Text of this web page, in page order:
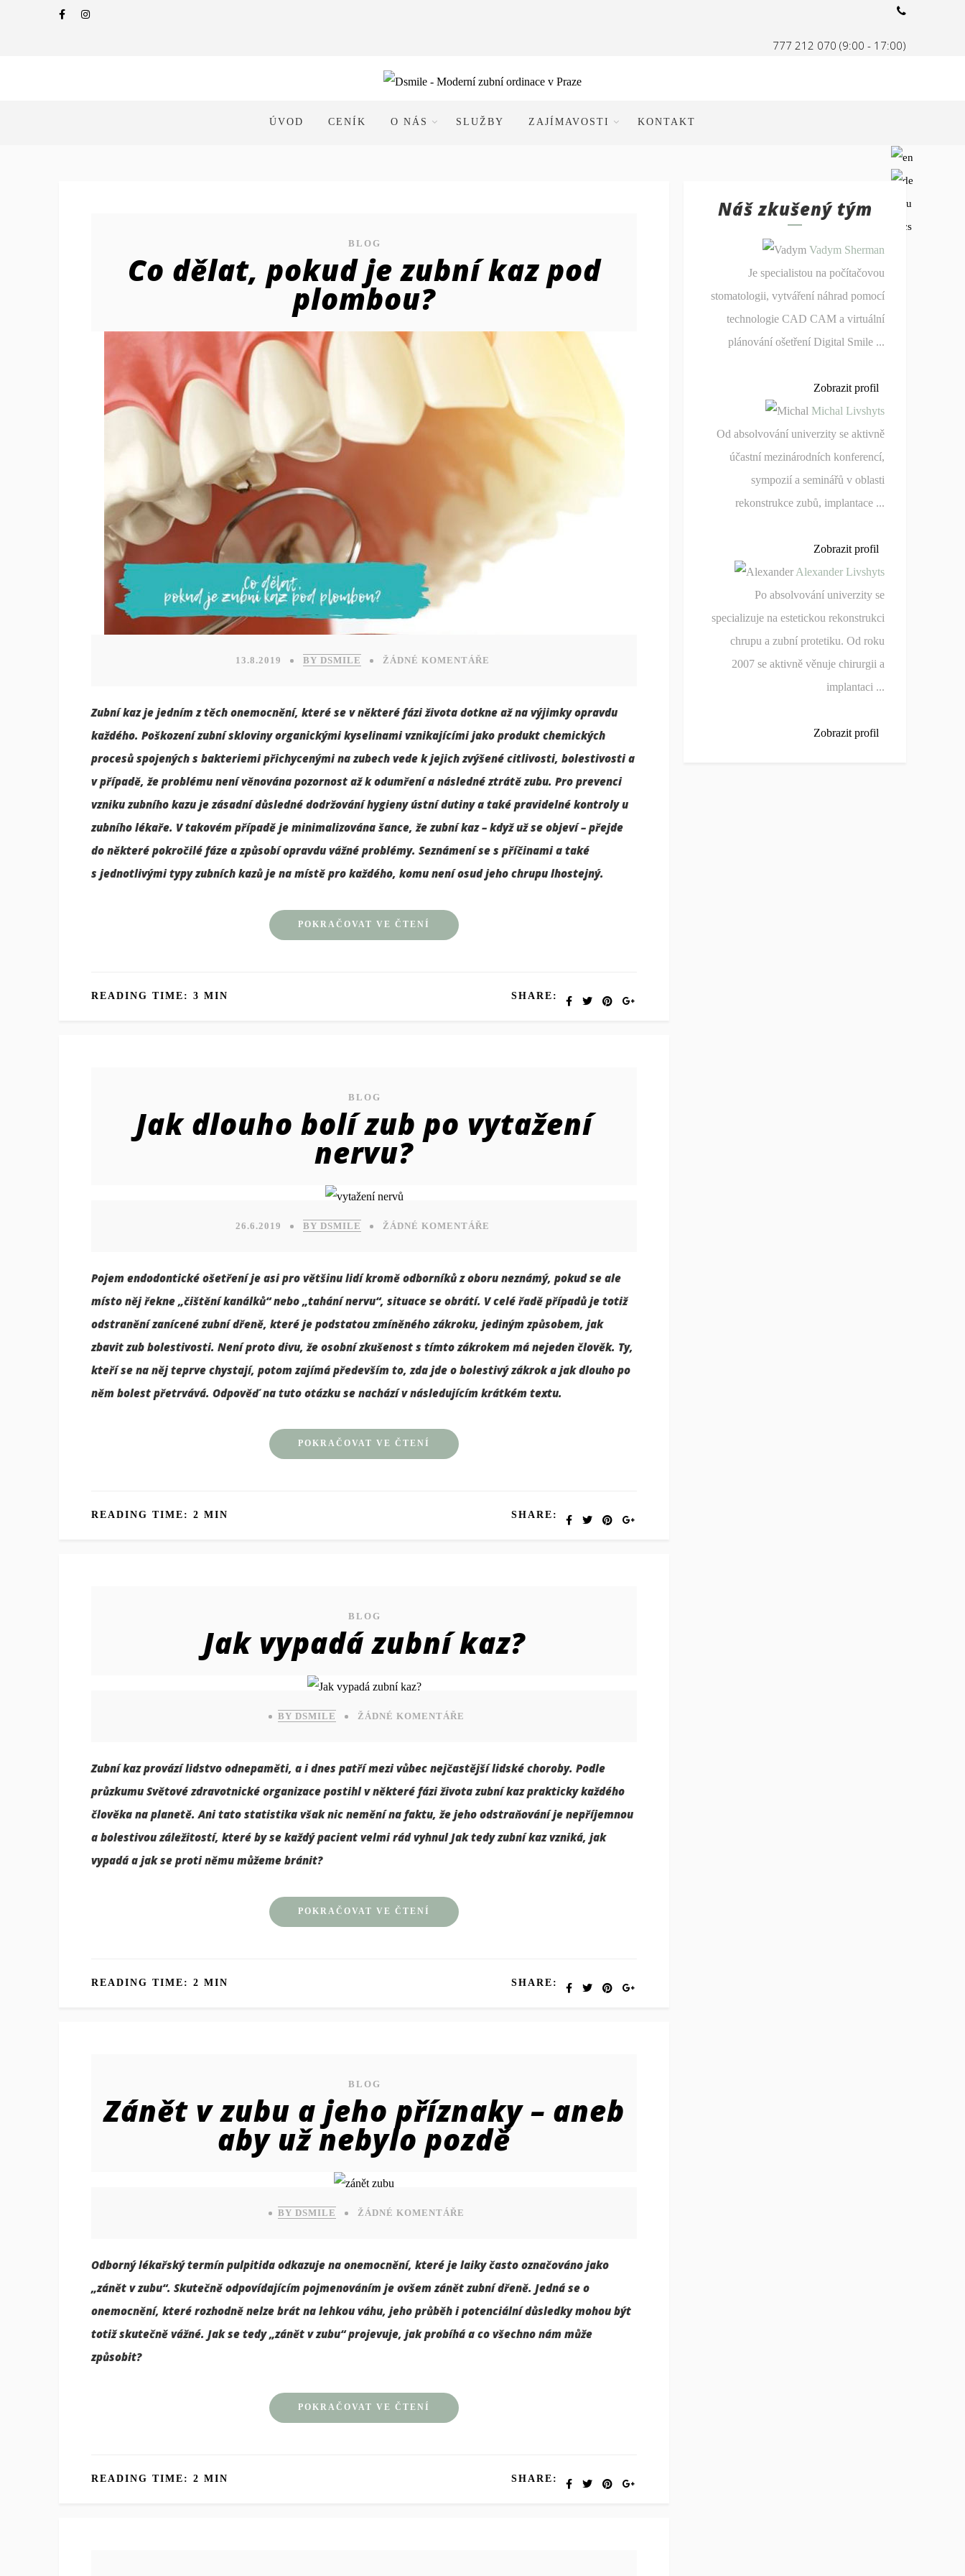
777 212 070 (9:00 - 17:00)
ÚVOD CENÍK O NÁS SLUŽBY ZAJÍMAVOSTI KONTAKT
BLOG
Co dělat, pokud je zubní kaz pod
plombou?
13.8.2019 BY DSMILE ŽÁDNÉ KOMENTÁŘE
Zubní kaz je jedním z těch onemocnění, které se v některé fázi života dotkne až na výjimky opravdu
každého. Poškození zubní skloviny organickými kyselinami vznikajícími jako produkt chemických
procesů spojených s bakteriemi přichycenými na zubech vede k jejich zvýšené citlivosti, bolestivosti a
v případě, že problému není věnována pozornost až k odumření a následné ztrátě zubu. Pro prevenci
vzniku zubního kazu je zásadní důsledné dodržování hygieny ústní dutiny a také pravidelné kontroly u
zubního lékaře. V takovém případě je minimalizována šance, že zubní kaz – když už se objeví – přejde
do některé pokročilé fáze a způsobí opravdu vážné problémy. Seznámení se s příčinami a také
s jednotlivými typy zubních kazů je na místě pro každého, komu není osud jeho chrupu lhostejný.
POKRAČOVAT VE ČTENÍ
SHARE:
READING TIME: 3 MIN
BLOG
Jak dlouho bolí zub po vytažení
nervu?
26.6.2019 BY DSMILE ŽÁDNÉ KOMENTÁŘE
Pojem endodontické ošetření je asi pro většinu lidí kromě odborníků z oboru neznámý, pokud se ale
místo něj řekne „čištění kanálků“ nebo „tahání nervu“, situace se obrátí. V celé řadě případů je totiž
odstranění zanícené zubní dřeně, které je podstatou zmíněného zákroku, jediným způsobem, jak
zbavit zub bolestivosti. Není proto divu, že osobní zkušenost s tímto zákrokem má nejeden člověk. Ty,
kteří se na něj teprve chystají, potom zajímá především to, zda jde o bolestivý zákrok a jak dlouho po
něm bolest přetrvává. Odpověď na tuto otázku se nachází v následujícím krátkém textu.
POKRAČOVAT VE ČTENÍ
SHARE:
READING TIME: 2 MIN
BLOG
Jak vypadá zubní kaz?
BY DSMILE ŽÁDNÉ KOMENTÁŘE
Zubní kaz provází lidstvo odnepaměti, a i dnes patří mezi vůbec nejčastější lidské choroby. Podle
průzkumu Světové zdravotnické organizace postihl v některé fázi života zubní kaz prakticky každého
člověka na planetě. Ani tato statistika však nic nemění na faktu, že jeho odstraňování je nepříjemnou
a bolestivou záležitostí, které by se každý pacient velmi rád vyhnul Jak tedy zubní kaz vzniká, jak
vypadá a jak se proti němu můžeme bránit?
POKRAČOVAT VE ČTENÍ
SHARE:
READING TIME: 2 MIN
BLOG
Zánět v zubu a jeho příznaky – aneb
aby už nebylo pozdě
BY DSMILE ŽÁDNÉ KOMENTÁŘE
Odborný lékařský termín pulpitida odkazuje na onemocnění, které je laiky často označováno jako
„zánět v zubu“. Skutečně odpovídajícím pojmenováním je ovšem zánět zubní dřeně. Jedná se o
onemocnění, které rozhodně nelze brát na lehkou váhu, jeho průběh i potenciální důsledky mohou být
totiž skutečně vážné. Jak se tedy „zánět v zubu“ projevuje, jak probíhá a co všechno nám může
způsobit?
POKRAČOVAT VE ČTENÍ
SHARE:
READING TIME: 2 MIN
Náš zkušený tým
Vadym Sherman
Je specialistou na počítačovou
stomatologii, vytváření náhrad pomocí
technologie CAD CAM a virtuální
plánování ošetření Digital Smile ...
Zobrazit profil
Michal Livshyts
Od absolvování univerzity se aktivně
účastní mezinárodních konferencí,
sympozií a seminářů v oblasti
rekonstrukce zubů, implantace ...
Zobrazit profil
Alexander Livshyts
Po absolvování univerzity se
specializuje na estetickou rekonstrukci
chrupu a zubní protetiku. Od roku
2007 se aktivně věnuje chirurgii a
implantaci ...
Zobrazit profil